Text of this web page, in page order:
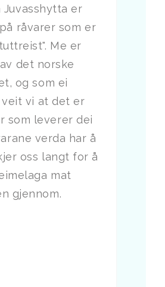
er
råvarer som er
Me er
det norske
og som ei
vi at det er
som leverer dei
verda har å
oss langt for å
mat
gjennom.